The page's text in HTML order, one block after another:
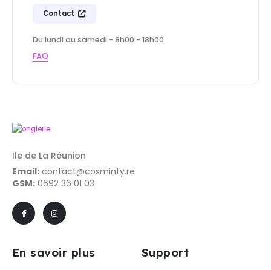
Contact
Du lundi au samedi - 8h00 - 18h00
FAQ
Ile de La Réunion
Email: contact@cosminty.re
GSM: 0692 36 01 03
En savoir plus Support